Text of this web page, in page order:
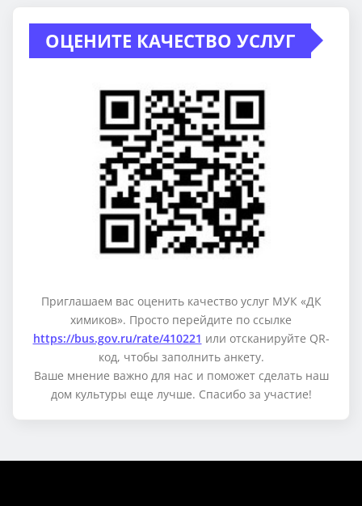
ОЦЕНИТЕ КАЧЕСТВО УСЛУГ
Приглашаем вас оценить качество услуг МУК «ДК
химиков». Просто перейдите по ссылке
https://bus.gov.ru/rate/410221 или отсканируйте QR-
код, чтобы заполнить анкету.
Ваше мнение важно для нас и поможет сделать наш
дом культуры еще лучше. Спасибо за участие!